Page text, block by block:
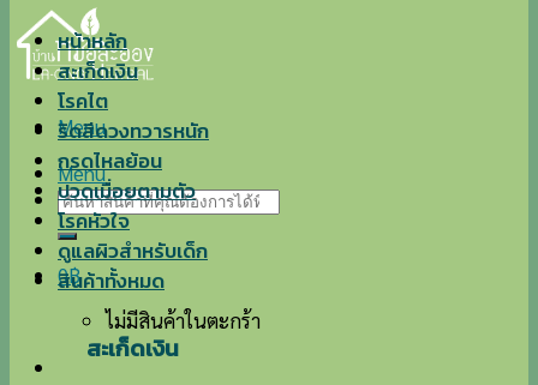
Menu
Menu
ค้นหา:
0฿
ไม่มีสินค้าในตะกร้า
หน้าหลัก
สะเก็ดเงิน
โรคไต
ริดสีดวงทวารหนัก
กรดไหลย้อน
ปวดเมื่อยตามตัว
โรคหัวใจ
ดูแลผิวสำหรับเด็ก
สินค้าทั้งหมด
สะเก็ดเงิน